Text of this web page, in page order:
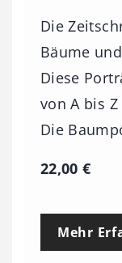
Die
Bäume
Diese
von A bis
Die
22,00€
Mehr